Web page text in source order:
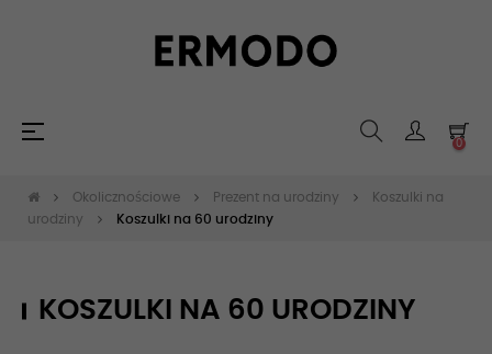
Toggle
☰
0
Okolicznościowe Prezent na urodziny
Koszulki na
urodziny
Koszulki na 60 urodziny
KOSZULKI NA 60 URODZINY